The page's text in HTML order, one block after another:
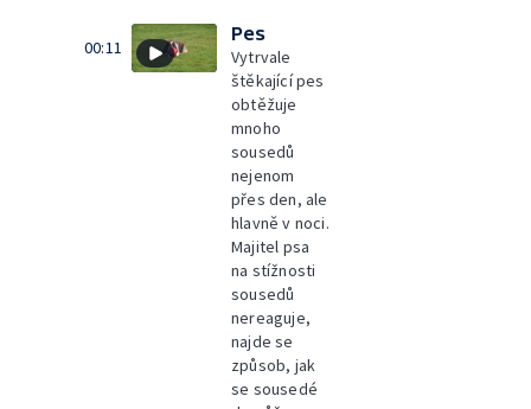
00:11
Pes
Vytrvale
štěkající pes
obtěžuje
mnoho
sousedů
nejenom
přes den, ale
hlavně v noci.
Majitel psa
na stížnosti
sousedů
nereaguje,
najde se
způsob, jak
se sousedé